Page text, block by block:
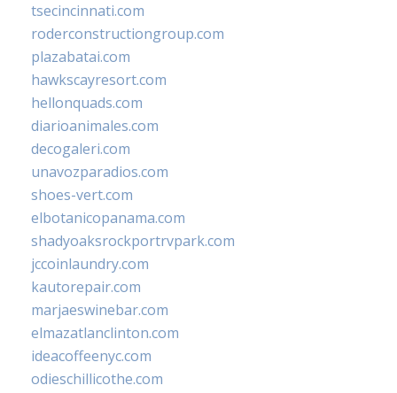
tsecincinnati.com
roderconstructiongroup.com
plazabatai.com
hawkscayresort.com
hellonquads.com
diarioanimales.com
decogaleri.com
unavozparadios.com
shoes-vert.com
elbotanicopanama.com
shadyoaksrockportrvpark.com
jccoinlaundry.com
kautorepair.com
marjaeswinebar.com
elmazatlanclinton.com
ideacoffeenyc.com
odieschillicothe.com